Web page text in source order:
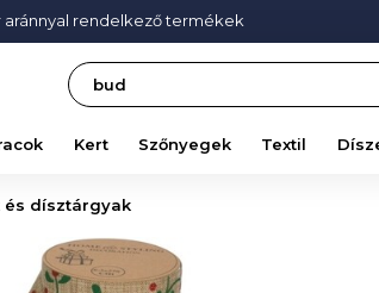
rendelkező termékek
Search
Kert Szőnyegek Textil
és dísztárgyak